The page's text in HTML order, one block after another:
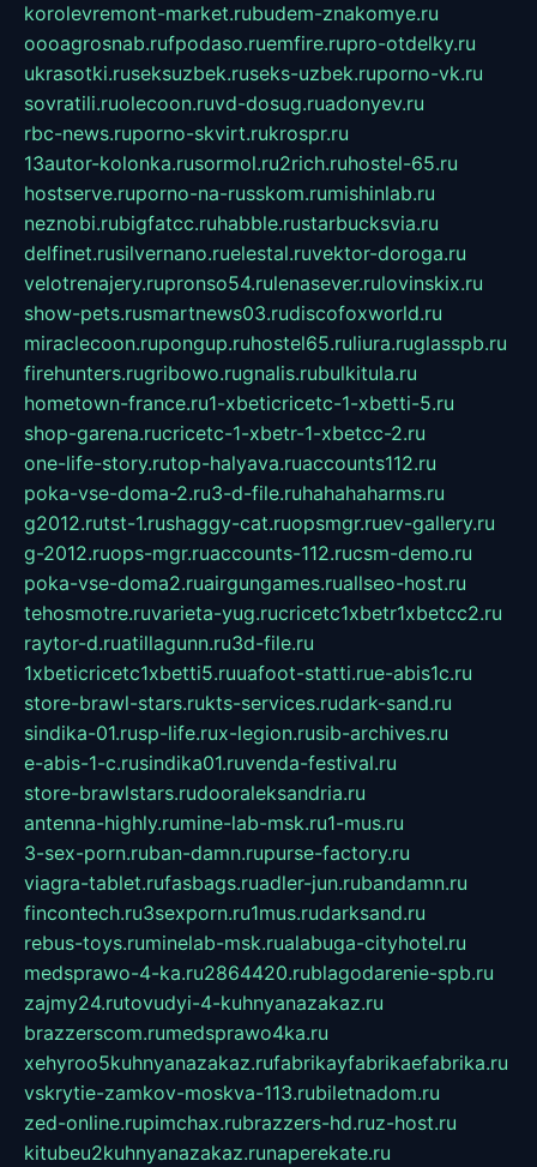
korolevremont-market.rubudem-znakomye.ru
oooagrosnab.rufpodaso.ruemfire.rupro-otdelky.ru
ukrasotki.ruseksuzbek.ruseks-uzbek.ruporno-vk.ru
sovratili.ruolecoon.ruvd-dosug.ruadonyev.ru
rbc-news.ruporno-skvirt.rukrospr.ru
13autor-kolonka.rusormol.ru2rich.ruhostel-65.ru
hostserve.ruporno-na-russkom.rumishinlab.ru
neznobi.rubigfatcc.ruhabble.rustarbucksvia.ru
delfinet.rusilvernano.ruelestal.ruvektor-doroga.ru
velotrenajery.rupronso54.rulenasever.rulovinskix.ru
show-pets.rusmartnews03.rudiscofoxworld.ru
miraclecoon.rupongup.ruhostel65.ruliura.ruglasspb.ru
firehunters.rugribowo.rugnalis.rubulkitula.ru
hometown-france.ru1-xbeticricetc-1-xbetti-5.ru
shop-garena.rucricetc-1-xbetr-1-xbetcc-2.ru
one-life-story.rutop-halyava.ruaccounts112.ru
poka-vse-doma-2.ru3-d-file.ruhahahaharms.ru
g2012.rutst-1.rushaggy-cat.ruopsmgr.ruev-gallery.ru
g-2012.ruops-mgr.ruaccounts-112.rucsm-demo.ru
poka-vse-doma2.ruairgungames.ruallseo-host.ru
tehosmotre.ruvarieta-yug.rucricetc1xbetr1xbetcc2.ru
raytor-d.ruatillagunn.ru3d-file.ru
1xbeticricetc1xbetti5.ruuafoot-statti.rue-abis1c.ru
store-brawl-stars.rukts-services.rudark-sand.ru
sindika-01.rusp-life.rux-legion.rusib-archives.ru
e-abis-1-c.rusindika01.ruvenda-festival.ru
store-brawlstars.rudooraleksandria.ru
antenna-highly.rumine-lab-msk.ru1-mus.ru
3-sex-porn.ruban-damn.rupurse-factory.ru
viagra-tablet.rufasbags.ruadler-jun.rubandamn.ru
fincontech.ru3sexporn.ru1mus.rudarksand.ru
rebus-toys.ruminelab-msk.rualabuga-cityhotel.ru
medsprawo-4-ka.ru2864420.rublagodarenie-spb.ru
zajmy24.rutovudyi-4-kuhnyanazakaz.ru
brazzerscom.rumedsprawo4ka.ru
xehyroo5kuhnyanazakaz.rufabrikayfabrikaefabrika.ru
vskrytie-zamkov-moskva-113.rubiletnadom.ru
zed-online.rupimchax.rubrazzers-hd.ruz-host.ru
kitubeu2kuhnyanazakaz.runaperekate.ru